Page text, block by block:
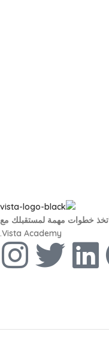
خطوات مهمة لمستقبلك مع
Vista Academy.